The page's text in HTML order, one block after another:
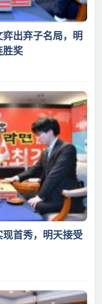
出弃子名局，明
胜奖
首秀，明天接受